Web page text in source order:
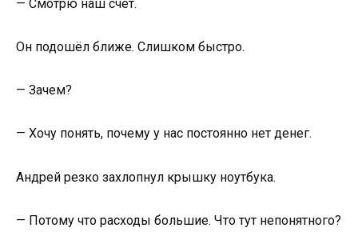
— Смотрю наш счёт.
Он подошёл ближе. Слишком быстро.
— Зачем?
— Хочу понять, почему у нас постоянно нет денег.
Андрей резко захлопнул крышку ноутбука.
— Потому что расходы большие. Что тут непонятного?